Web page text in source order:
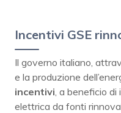
Incentivi GSE
Il governo italiano,
e la produzione
incentivi , a beneficio
elettrica da fonti